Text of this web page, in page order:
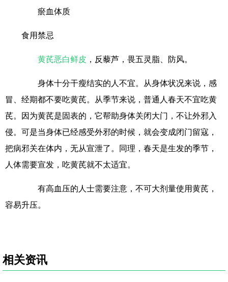
瘀血体质
食用禁忌
黄芪恶白鲜皮 ，反藜芦，畏五灵脂、防风。
身体十分干瘦结实的人不宜。从身体状况来说，感
冒、经期都不要吃黄芪。从季节来说，普通人春天不宜吃黄
芪。因为黄芪是固表的，它帮助身体关闭大门，不让外邪入
侵。可是当身体已经感受外邪的时候，就会变成闭门留寇，
把病邪关在体内，无从宣泄了。同理，春天是生发的季节，
人体需要宣发，吃黄芪就不太适宜。
有高血压的人士需要注意，不可大剂量使用黄芪，
容易升压。
相关资讯